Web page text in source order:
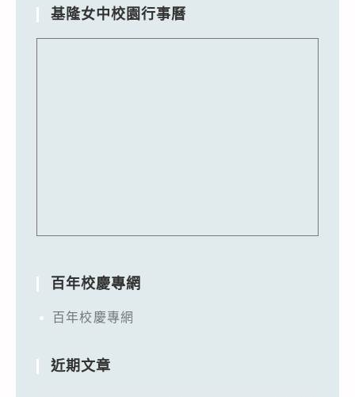
基隆女中校園行事曆
百年校慶專網
百年校慶專網
近期文章